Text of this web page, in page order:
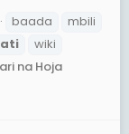
baada
mbili
wiki
na Hoja